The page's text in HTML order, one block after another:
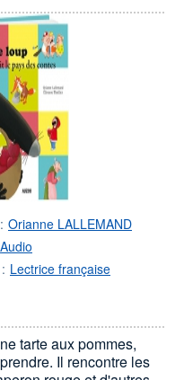
Orianne LALLEMAND
Audio
Lectrice française
tarte aux pommes,
Il rencontre les